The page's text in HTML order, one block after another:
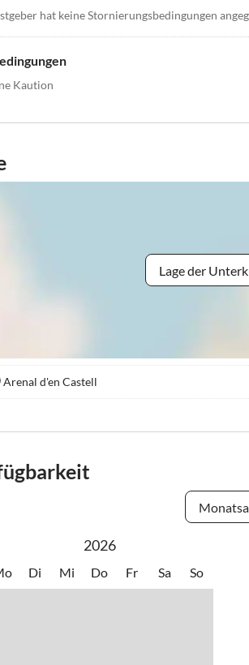
hat keine Stornierungsbedingungen
Kaution
Lage der
Arenal d'en Castell
2026
Di Mi Do Fr Sa So